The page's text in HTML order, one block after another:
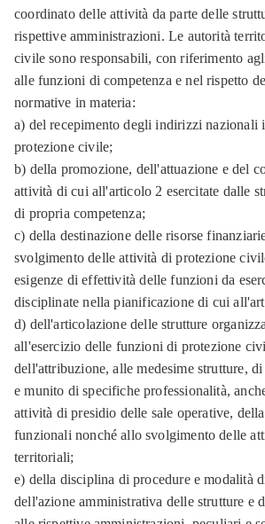
coordinato delle attività da parte delle
rispettive amministrazioni. Le autorità
civile sono responsabili, con riferimento
alle funzioni di competenza e nel rispetto
normative in materia:
a) del recepimento degli indirizzi nazionali
protezione civile;
b) della promozione, dell'attuazione e del
attività di cui all'articolo 2 esercitate dalle
di propria competenza;
c) della destinazione delle risorse
svolgimento delle attività di protezione
esigenze di effettività delle funzioni da
disciplinate nella pianificazione di cui
d) dell'articolazione delle strutture
all'esercizio delle funzioni di protezione
dell'attribuzione, alle medesime strutture, di
e munito di specifiche professionalità,
attività di presidio delle sale operative,
funzionali nonché allo svolgimento delle
territoriali;
e) della disciplina di procedure e modalità
dell'azione amministrativa delle strutture e